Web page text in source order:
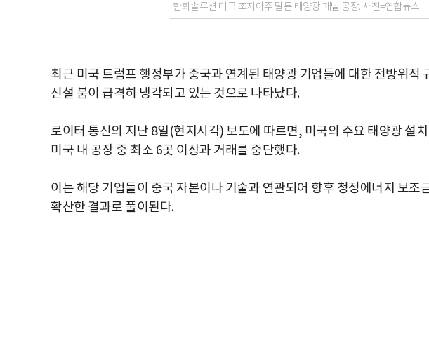
한화솔루션 미국 조지아주 달튼 태양광 패널 공장. 사진=연합뉴스
최근 미국 트럼프 행정부가 중국과 연계된 태양광 기업들에 대한 전방위적
신설 붐이 급격히 냉각되고 있는 것으로 나타났다.
로이터 통신의 지난 8일(현지시각) 보도에 따르면, 미국의 주요 태양광 설
미국 내 공장 중 최소 6곳 이상과 거래를 중단했다.
이는 해당 기업들이 중국 자본이나 기술과 연관되어 향후 청정에너지 보조
확산한 결과로 풀이된다.